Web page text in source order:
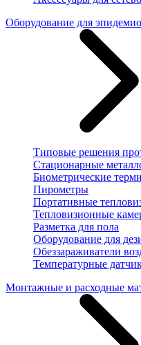
Оборудование для
Типовые решения
Стационарные
Биометрические
Пирометры
Портативные
Тепловизионные
Разметка для пола
Оборудование для
Обеззараживатели
Температурные
Монтажные и расходные